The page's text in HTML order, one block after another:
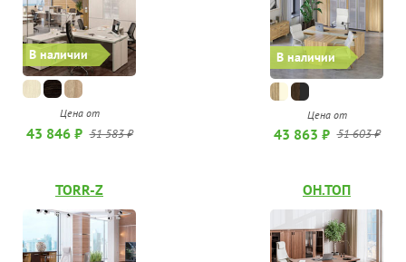
В наличии
Цена от
43 846 ₽ 51 583 ₽
В наличии
Цена от
43 863 ₽ 51 603 ₽
TORR-Z ОН.ТОП